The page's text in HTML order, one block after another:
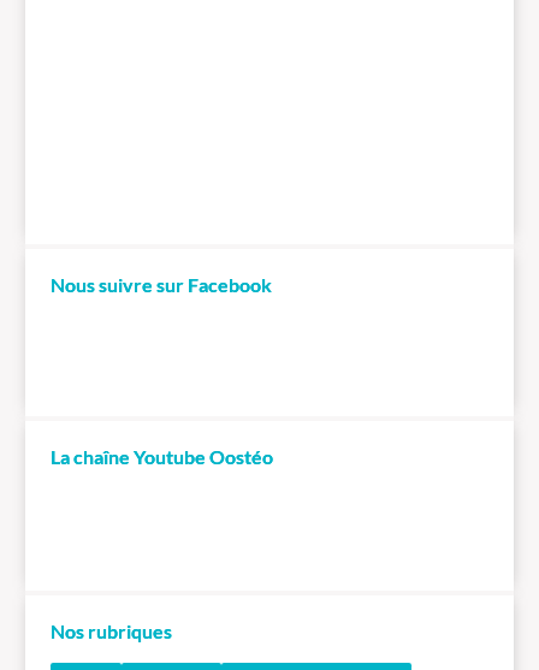
Nous suivre sur Facebook
La chaîne Youtube Oostéo
Nos rubriques